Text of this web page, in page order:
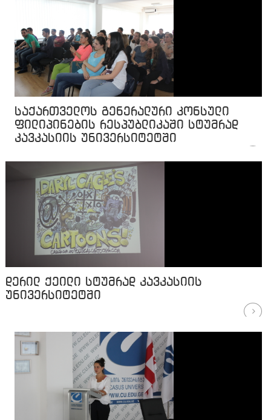
საქართველოს გენერალური კონსული
ფილიპინების რესპუბლიკაში სტუმრად
კავკასიის უნივერსიტეტში
დერილ ქეილი სტუმრად კავკასიის
უნივერსიტეტში